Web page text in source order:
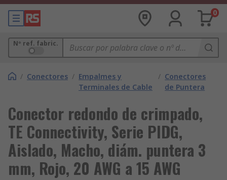
0
Nº ref. fabric.
/ Conectores / Empalmes y
Terminales de Cable
/ Conectores
de Puntera
Conector redondo de crimpado,
TE Connectivity, Serie PIDG,
Aislado, Macho, diám. puntera 3
mm, Rojo, 20 AWG a 15 AWG